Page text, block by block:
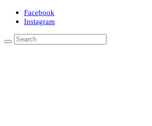
Facebook
Instagram